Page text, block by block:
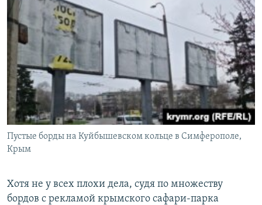
Пустые борды на Куйбышевском кольце в Симферополе,
Крым
Хотя не у всех плохи дела, судя по множеству
бордов с рекламой крымского сафари-парка